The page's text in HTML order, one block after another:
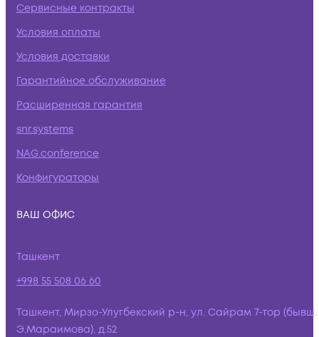
Сервисные контракты
Условия оплаты
Условия доставки
Гарантийное обслуживание
Расширенная гарантия
snr.systems
NAG.conference
Конфигураторы
ВАШ ОФИС
Ташкент
+998 55 508 06 60
Ташкент, Мирзо-Улугбекский р-н, ул. Сайрам 7-тор (бывш.
Э.Мараимова), д.52